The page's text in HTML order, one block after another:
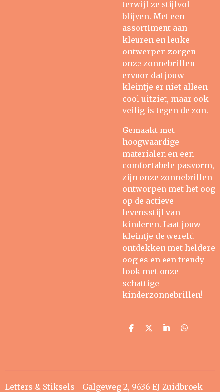
terwijl ze stijlvol
blijven. Met een
assortiment aan
kleuren en leuke
ontwerpen zorgen
onze zonnebrillen
ervoor dat jouw
kleintje er niet alleen
cool uitziet, maar ook
veilig is tegen de zon.
Gemaakt met
hoogwaardige
materialen en een
comfortabele pasvorm,
zijn onze zonnebrillen
ontworpen met het oog
op de actieve
levensstijl van
kinderen. Laat jouw
kleintje de wereld
ontdekken met heldere
oogjes en een trendy
look met onze
schattige
kinderzonnebrillen!
D
D
S
D
Letters & Stiksels - Galgeweg 2, 9636 EJ Zuidbroek-